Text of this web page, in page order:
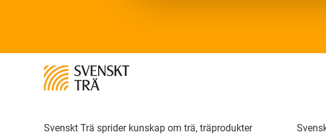
Svenskt Trä sprider kunskap om trä, träprodukter